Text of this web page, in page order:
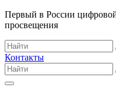
Первый в России
просвещения
Контакты